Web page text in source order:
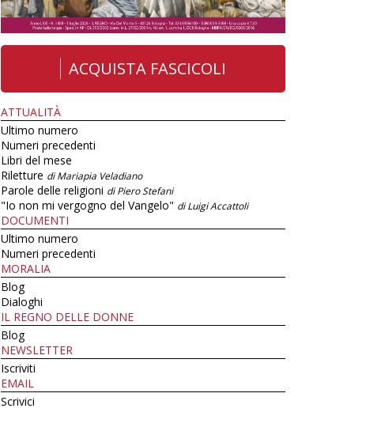
ACQUISTA FASCICOLI
ATTUALITÀ
Ultimo numero
Numeri precedenti
Libri del mese
Riletture di Mariapia Veladiano
Parole delle religioni di Piero Stefani
"Io non mi vergogno del Vangelo" di Luigi Accattoli
DOCUMENTI
Ultimo numero
Numeri precedenti
MORALIA
Blog
Dialoghi
IL REGNO DELLE DONNE
Blog
NEWSLETTER
Iscriviti
EMAIL
Scrivici